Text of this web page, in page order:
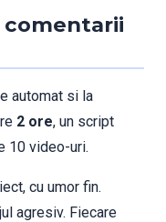
comentarii
automat si la
2 ore, un script
10 video-uri.
cu umor fin.
agresiv. Fiecare